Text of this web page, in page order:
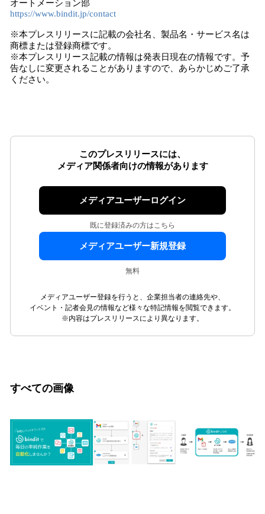
オートメーション部
https://www.bindit.jp/contact
※本プレスリリースに記載の会社名、製品名・サービス名は
商標または登録商標です。
※本プレスリリース記載の情報は発表日現在の情報です。予
告なしに変更されることがありますので、あらかじめご了承
ください。
このプレスリリースには、
メディア関係者向けの情報があります
メディアユーザーログイン
既に登録済みの方はこちら
メディアユーザー新規登録
無料
メディアユーザー登録を行うと、企業担当者の連絡先や、
イベント・記者会見の情報など様々な特記情報を閲覧できます。
※内容はプレスリリースにより異なります。
すべての画像